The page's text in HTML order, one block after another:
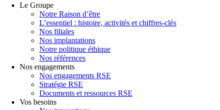
Le Groupe
Notre Raison d’être
L’essentiel : histoire, activités et chiffres-clés
Nos filiales
Nos implantations
Notre politique éthique
Nos références
Nos engagements
Nos engagements RSE
Stratégie RSE
Documents et ressources RSE
Vos besoins